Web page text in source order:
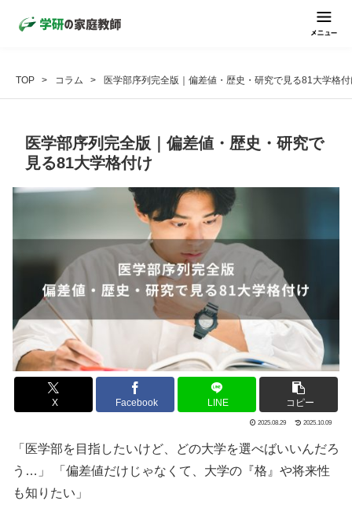
TOP コラム 医学部序列完全版｜偏差値・歴史・研究で見る81大学格
医学部序列完全版｜偏差値・歴史・研究で
見る81大学格付け
X Facebook LINE コピー
2025.08.29 2025.10.09
「医学部を目指したいけど、どの大学を選べばいいんだろ
う…」 「偏差値だけじゃなくて、大学の『格』や将来性
も知りたい」